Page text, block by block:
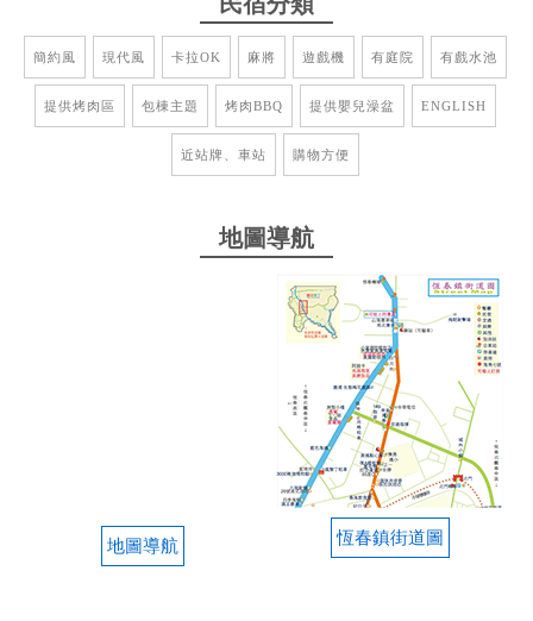
謝謝老闆住宿前就一直與我們保持聯繫，對於我們需
求都有積極回覆，房間及空間都有很足夠，也很乾
淨，位置也在很市區，要買酒買吃的很方便！ 有機會
一定還要帶親戚朋友來入住！
2024-07-18 00:28:46
價格真的很讚，都懷疑老闆到底有沒有賺到錢了，設
備也很棒，大家都玩得很開心，來墾丁一定要來住這
from google
2021-08-20 02:33:41
簡約風 現代風 卡拉OK 麻將 遊戲機 有庭院 有戲水池
提供烤肉區 包棟主題 烤肉BBQ 提供嬰兒澡盆 ENGLISH
近站牌、車站 購物方便
地圖導航
地圖導航 恆春鎮街道圖